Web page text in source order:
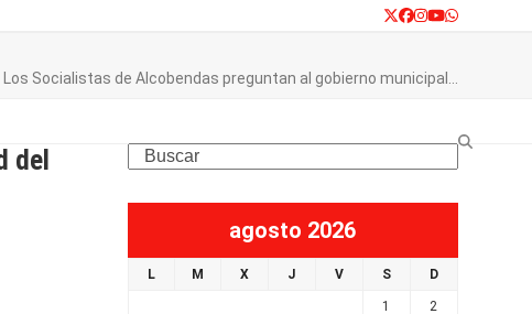
Twitter
Facebook
Instagram
YouTube
Whatsapp
Los Socialistas de Alcobendas preguntan al gobierno municipal…
del
Search
agosto 2026
L M X J V S D
1 2